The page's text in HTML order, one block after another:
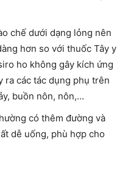
chế dưới dạng lỏng nên
hơn so với thuốc Tây y
ho không gây kích ứng
ra các tác dụng phụ trên
buồn nôn, nôn,…
có thêm đường và
dễ uống, phù hợp cho